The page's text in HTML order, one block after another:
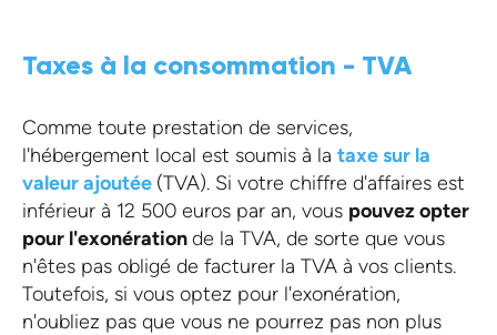
Taxes à la consommation - TVA
Comme toute prestation de services,
l'hébergement local est soumis à la taxe sur la
valeur ajoutée (TVA). Si votre chiffre d'affaires est
inférieur à 12 500 euros par an, vous pouvez opter
pour l'exonérationde la TVA, de sorte que vous
n'êtes pas obligé de facturer la TVA à vos clients.
Toutefois, si vous optez pour l'exonération,
n'oubliez pas que vous ne pourrez pas non plus